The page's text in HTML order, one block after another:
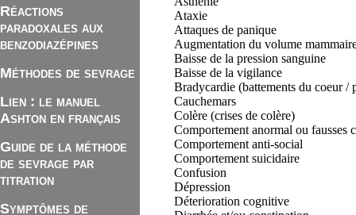
Réactions
paradoxales aux
benzodiazépines
Méthodes de sevrage
Lien : le manuel
Ashton en français
Guide de la méthode
de sevrage par
titration
Symptômes de
Ataxie
Attaques de panique
Augmentation du volume
Baisse de la pression sanguine
Baisse de la vigilance
Bradycardie (battements du coeur /
Cauchemars
Colère (crises de colère)
Comportement anormal ou fausses
Comportement anti-social
Comportement suicidaire
Confusion
Dépression
Déterioration cognitive